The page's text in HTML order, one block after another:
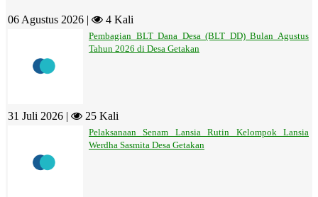
06 Agustus 2026 | 4 Kali
Pembagian BLT Dana Desa (BLT DD) Bulan Agustus
Tahun 2026 di Desa Getakan
31 Juli 2026 | 25 Kali
Pelaksanaan Senam Lansia Rutin Kelompok Lansia
Werdha Sasmita Desa Getakan